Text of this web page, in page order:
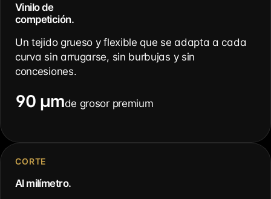
Vinilo de
competición.
Un tejido grueso y flexible que se adapta a cada
curva sin arrugarse, sin burbujas y sin
concesiones.
90 µmde grosor premium
CORTE
Al milímetro.